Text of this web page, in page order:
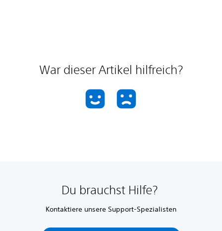
War dieser Artikel hilfreich?
Du brauchst Hilfe?
Kontaktiere unsere Support-Spezialisten